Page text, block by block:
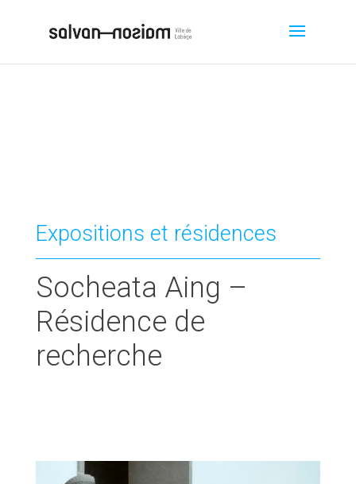
Expositions et résidences
Socheata Aing –
Résidence de
recherche